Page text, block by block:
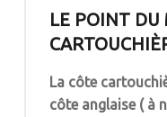
LE POINT DU
La côte
côte anglaise ( à